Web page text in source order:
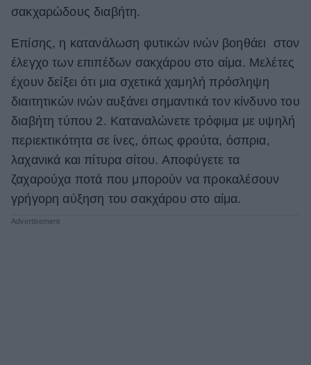
σακχαρώδους διαβήτη.
Επίσης, η κατανάλωση φυτικών ινών βοηθάει στον
έλεγχο των επιπέδων σακχάρου στο αίμα. Μελέτες
έχουν δείξει ότι μια σχετικά χαμηλή πρόσληψη
διαιτητικών ινών αυξάνει σημαντικά τον κίνδυνο του
διαβήτη τύπου 2. Καταναλώνετε τρόφιμα με υψηλή
περιεκτικότητα σε ίνες, όπως φρούτα, όσπρια,
λαχανικά και πίτυρα σίτου. Αποφύγετε τα
ζαχαρούχα ποτά που μπορούν να προκαλέσουν
γρήγορη αύξηση του σακχάρου στο αίμα.